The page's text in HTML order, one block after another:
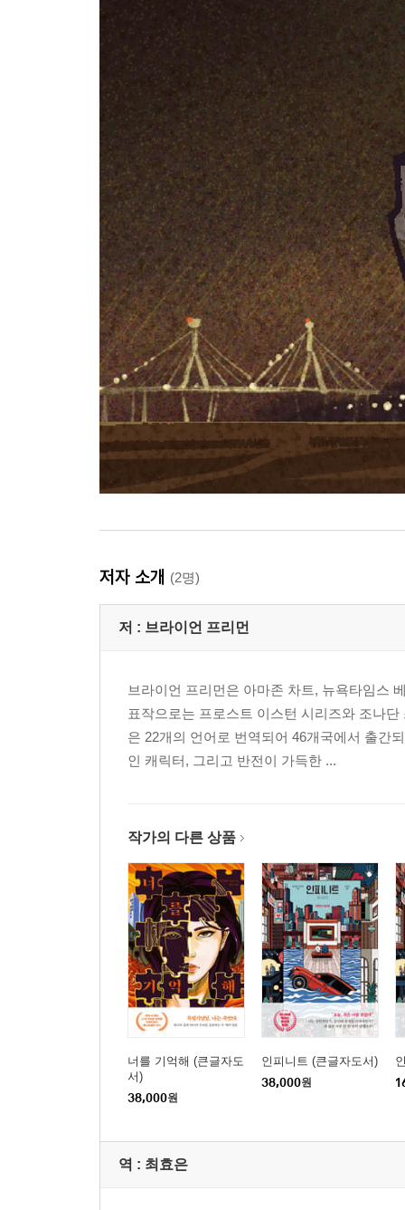
저자 소개 (2명)
저 : 브라이언 프리먼
브라이언 프리먼은 아마존 차트, 뉴욕타임스
표작으로는 프로스트 이스턴 시리즈와 조나
은 22개의 언어로 번역되어 46개국에서 출간
인 캐릭터, 그리고 반전이 가득한 ...
작가의 다른 상품
너를 기억해 (큰글자도
서)
38,000원
인피니트 (큰글자도서)
38,000원
역 : 최효은